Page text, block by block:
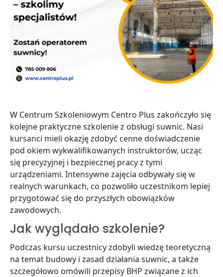
W Centrum Szkoleniowym Centro Plus zakończyło się
kolejne praktyczne szkolenie z obsługi suwnic. Nasi
kursanci mieli okazję zdobyć cenne doświadczenie
pod okiem wykwalifikowanych instruktorów, ucząc
się precyzyjnej i bezpiecznej pracy z tymi
urządzeniami. Intensywne zajęcia odbywały się w
realnych warunkach, co pozwoliło uczestnikom lepiej
przygotować się do przyszłych obowiązków
zawodowych.
Jak wyglądało szkolenie?
Podczas kursu uczestnicy zdobyli wiedzę teoretyczną
na temat budowy i zasad działania suwnic, a także
szczegółowo omówili przepisy BHP związane z ich